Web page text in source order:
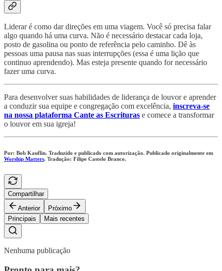
Liderar é como dar direções em uma viagem. Você só precisa falar
algo quando há uma curva. Não é necessário destacar cada loja,
posto de gasolina ou ponto de referência pelo caminho. Dê às
pessoas uma pausa nas suas interrupções (essa é uma lição que
continuo aprendendo). Mas esteja presente quando for necessário
fazer uma curva.
Para desenvolver suas habilidades de liderança de louvor e aprender
a conduzir sua equipe e congregação com excelência, inscreva-se
na nossa plataforma Cante as Escrituras e comece a transformar
o louvor em sua igreja!
Por: Bob Kauflin. Traduzido e publicado com autorização. Publicado originalmente em
Worship Matters. Tradução: Filipe Castelo Branco.
Compartilhar
Anterior
Próximo
Principais
Mais recentes
Nenhuma publicação